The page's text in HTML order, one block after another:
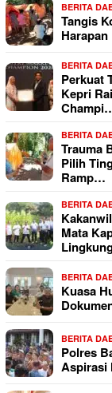
BERITA
Tangis
BERITA
Perkuat
Kepri
BERITA
Trauma
Pilih
Ramp…
BERITA
Mata
BERITA
Kuasa
BERITA
Polres
Aspirasi